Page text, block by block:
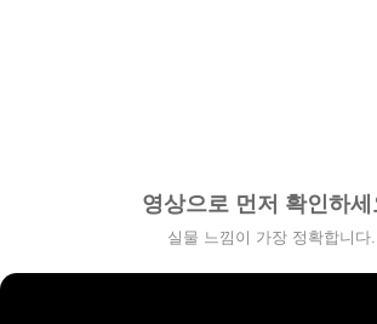
영상으로 먼저 확인하세
실물 느낌이 가장 정확합니다.